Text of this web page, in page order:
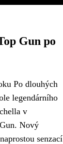
Gun po
Po dlouhých
legendárního
v
Nový
senzací